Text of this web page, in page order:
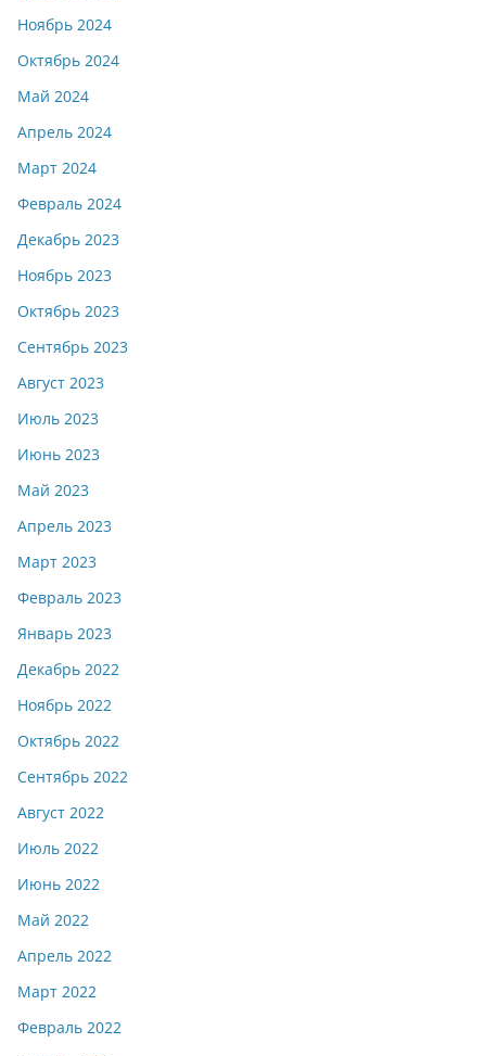
Ноябрь 2024
Октябрь 2024
Май 2024
Апрель 2024
Март 2024
Февраль 2024
Декабрь 2023
Ноябрь 2023
Октябрь 2023
Сентябрь 2023
Август 2023
Июль 2023
Июнь 2023
Май 2023
Апрель 2023
Март 2023
Февраль 2023
Январь 2023
Декабрь 2022
Ноябрь 2022
Октябрь 2022
Сентябрь 2022
Август 2022
Июль 2022
Июнь 2022
Май 2022
Апрель 2022
Март 2022
Февраль 2022